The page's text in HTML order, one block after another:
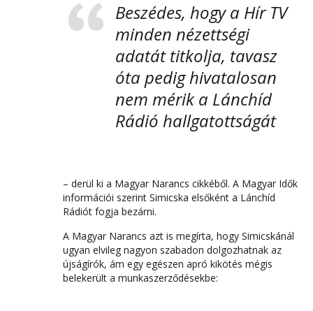
Beszédes, hogy a Hír TV
minden nézettségi
adatát titkolja, tavasz
óta pedig hivatalosan
nem mérik a Lánchíd
Rádió hallgatottságát
– derül ki a Magyar Narancs cikkéből. A Magyar Idők
információi szerint Simicska elsőként a Lánchíd
Rádiót fogja bezárni.
A Magyar Narancs azt is megírta, hogy Simicskánál
ugyan elvileg nagyon szabadon dolgozhatnak az
újságírók, ám egy egészen apró kikötés mégis
belekerült a munkaszerződésekbe: